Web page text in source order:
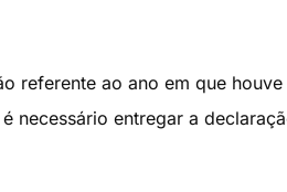
referente ao ano em que
necessário entregar a